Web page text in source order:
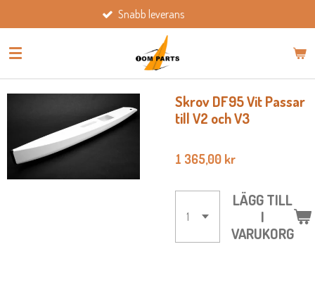
till
huvudinnehållet
Snabb leverans
Skrov DF95 Vit Passar
till V2 och V3
1 365,00 kr
LÄGG TILL
I
VARUKORG